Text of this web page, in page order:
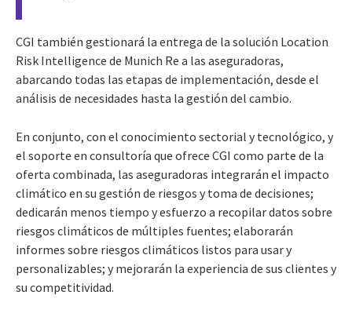
CGI también gestionará la entrega de la solución Location
Risk Intelligence de Munich Re a las aseguradoras,
abarcando todas las etapas de implementación, desde el
análisis de necesidades hasta la gestión del cambio.
En conjunto, con el conocimiento sectorial y tecnológico, y
el soporte en consultoría que ofrece CGI como parte de la
oferta combinada, las aseguradoras integrarán el impacto
climático en su gestión de riesgos y toma de decisiones;
dedicarán menos tiempo y esfuerzo a recopilar datos sobre
riesgos climáticos de múltiples fuentes; elaborarán
informes sobre riesgos climáticos listos para usar y
personalizables; y mejorarán la experiencia de sus clientes y
su competitividad.